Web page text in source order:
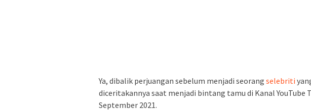
Ya, dibalik perjuangan sebelum menjadi seorang selebriti
diceritakannya saat menjadi bintang tamu di Kanal YouTube
September 2021.